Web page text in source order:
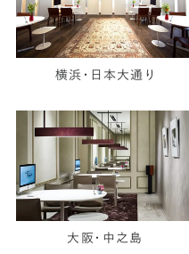
横浜・日本大通り
大阪・中之島